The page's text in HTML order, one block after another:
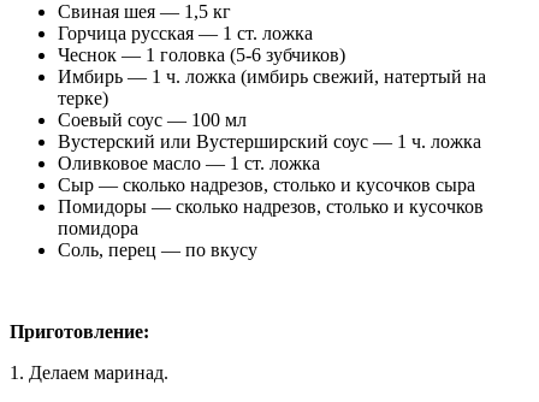
Свиная шея — 1,5 кг
Горчица русская — 1 ст. ложка
Чеснок — 1 головка (5-6 зубчиков)
Имбирь — 1 ч. ложка (имбирь свежий, натертый на
терке)
Соевый соус — 100 мл
Вустерский или Вустерширский соус — 1 ч. ложка
Оливковое масло — 1 ст. ложка
Сыр — сколько надрезов, столько и кусочков сыра
Помидоры — сколько надрезов, столько и кусочков
помидора
Соль, перец — по вкусу
Приготовление:
1. Делаем маринад.